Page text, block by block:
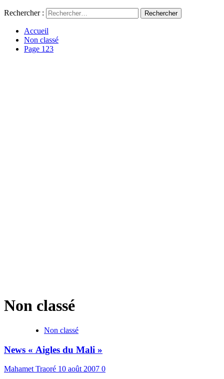
Rechercher :
Accueil
Non classé
Page 123
Non classé
Non classé
News « Aigles du Mali »
Mahamet Traoré 10 août 2007 0